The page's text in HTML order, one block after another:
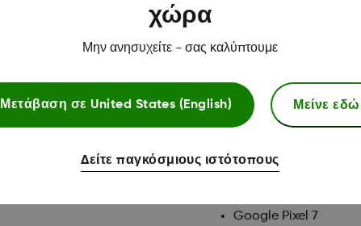
Google Pixel 4
Google Pixel 4a
Google Pixel 4a (5G)
Google Pixel 5
Google Pixel 6
Google Pixel 7
χώρα
Μην ανησυχείτε - σας καλύπτουμε
Μετάβαση σε United States (English) Μείνε εδώ
Δείτε παγκόσμιους ιστότοπους